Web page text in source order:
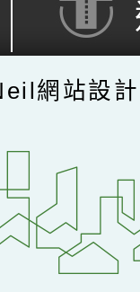
網站設